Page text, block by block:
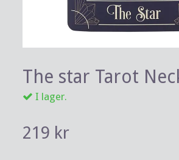
The star Tarot
I lager.
219 kr